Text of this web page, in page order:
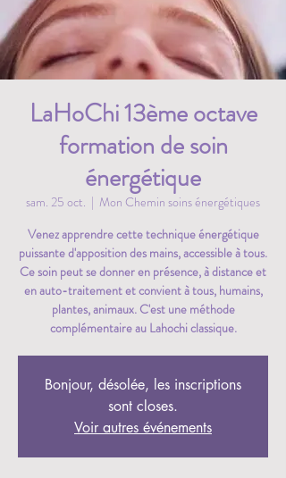
LaHoChi 13ème octave
formation de soin
énergétique
sam. 25 oct.
  |
Mon Chemin soins énergétiques
Venez apprendre cette technique énergétique
puissante d'apposition des mains, accessible à tous.
Ce soin peut se donner en présence, à distance et
en auto-traitement et convient à tous, humains,
plantes, animaux. C'est une méthode
complémentaire au Lahochi classique.
Bonjour, désolée, les inscriptions
sont closes.
Voir autres événements